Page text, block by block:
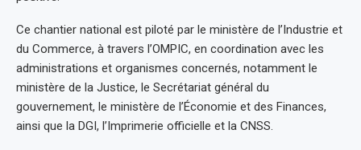
Ce chantier national est piloté par le ministère de l’Industrie et
du Commerce, à travers l’OMPIC, en coordination avec les
administrations et organismes concernés, notamment le
ministère de la Justice, le Secrétariat général du
gouvernement, le ministère de l’Économie et des Finances,
ainsi que la DGI, l’Imprimerie officielle et la CNSS.